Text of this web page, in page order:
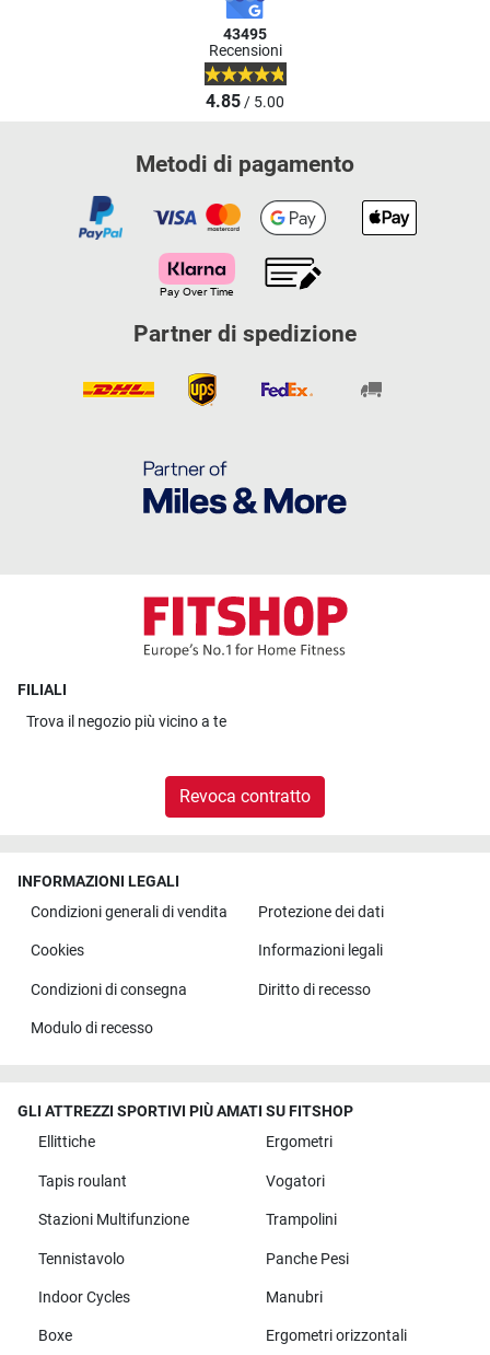
43495
Recensioni
4.85/ 5.00
Metodi di pagamento
Partner di spedizione
FILIALI
Trova il negozio più vicino a te
Revoca contratto
INFORMAZIONI LEGALI
Condizioni generali di vendita
Protezione dei dati
Cookies Informazioni legali
Condizioni di consegna Diritto di recesso
Modulo di recesso
GLI ATTREZZI SPORTIVI PIÙ AMATI SU FITSHOP
Ellittiche
Ergometri
Tapis roulant Vogatori
Stazioni Multifunzione Trampolini
Tennistavolo Panche Pesi
Indoor Cycles Manubri
Boxe Ergometri orizzontali